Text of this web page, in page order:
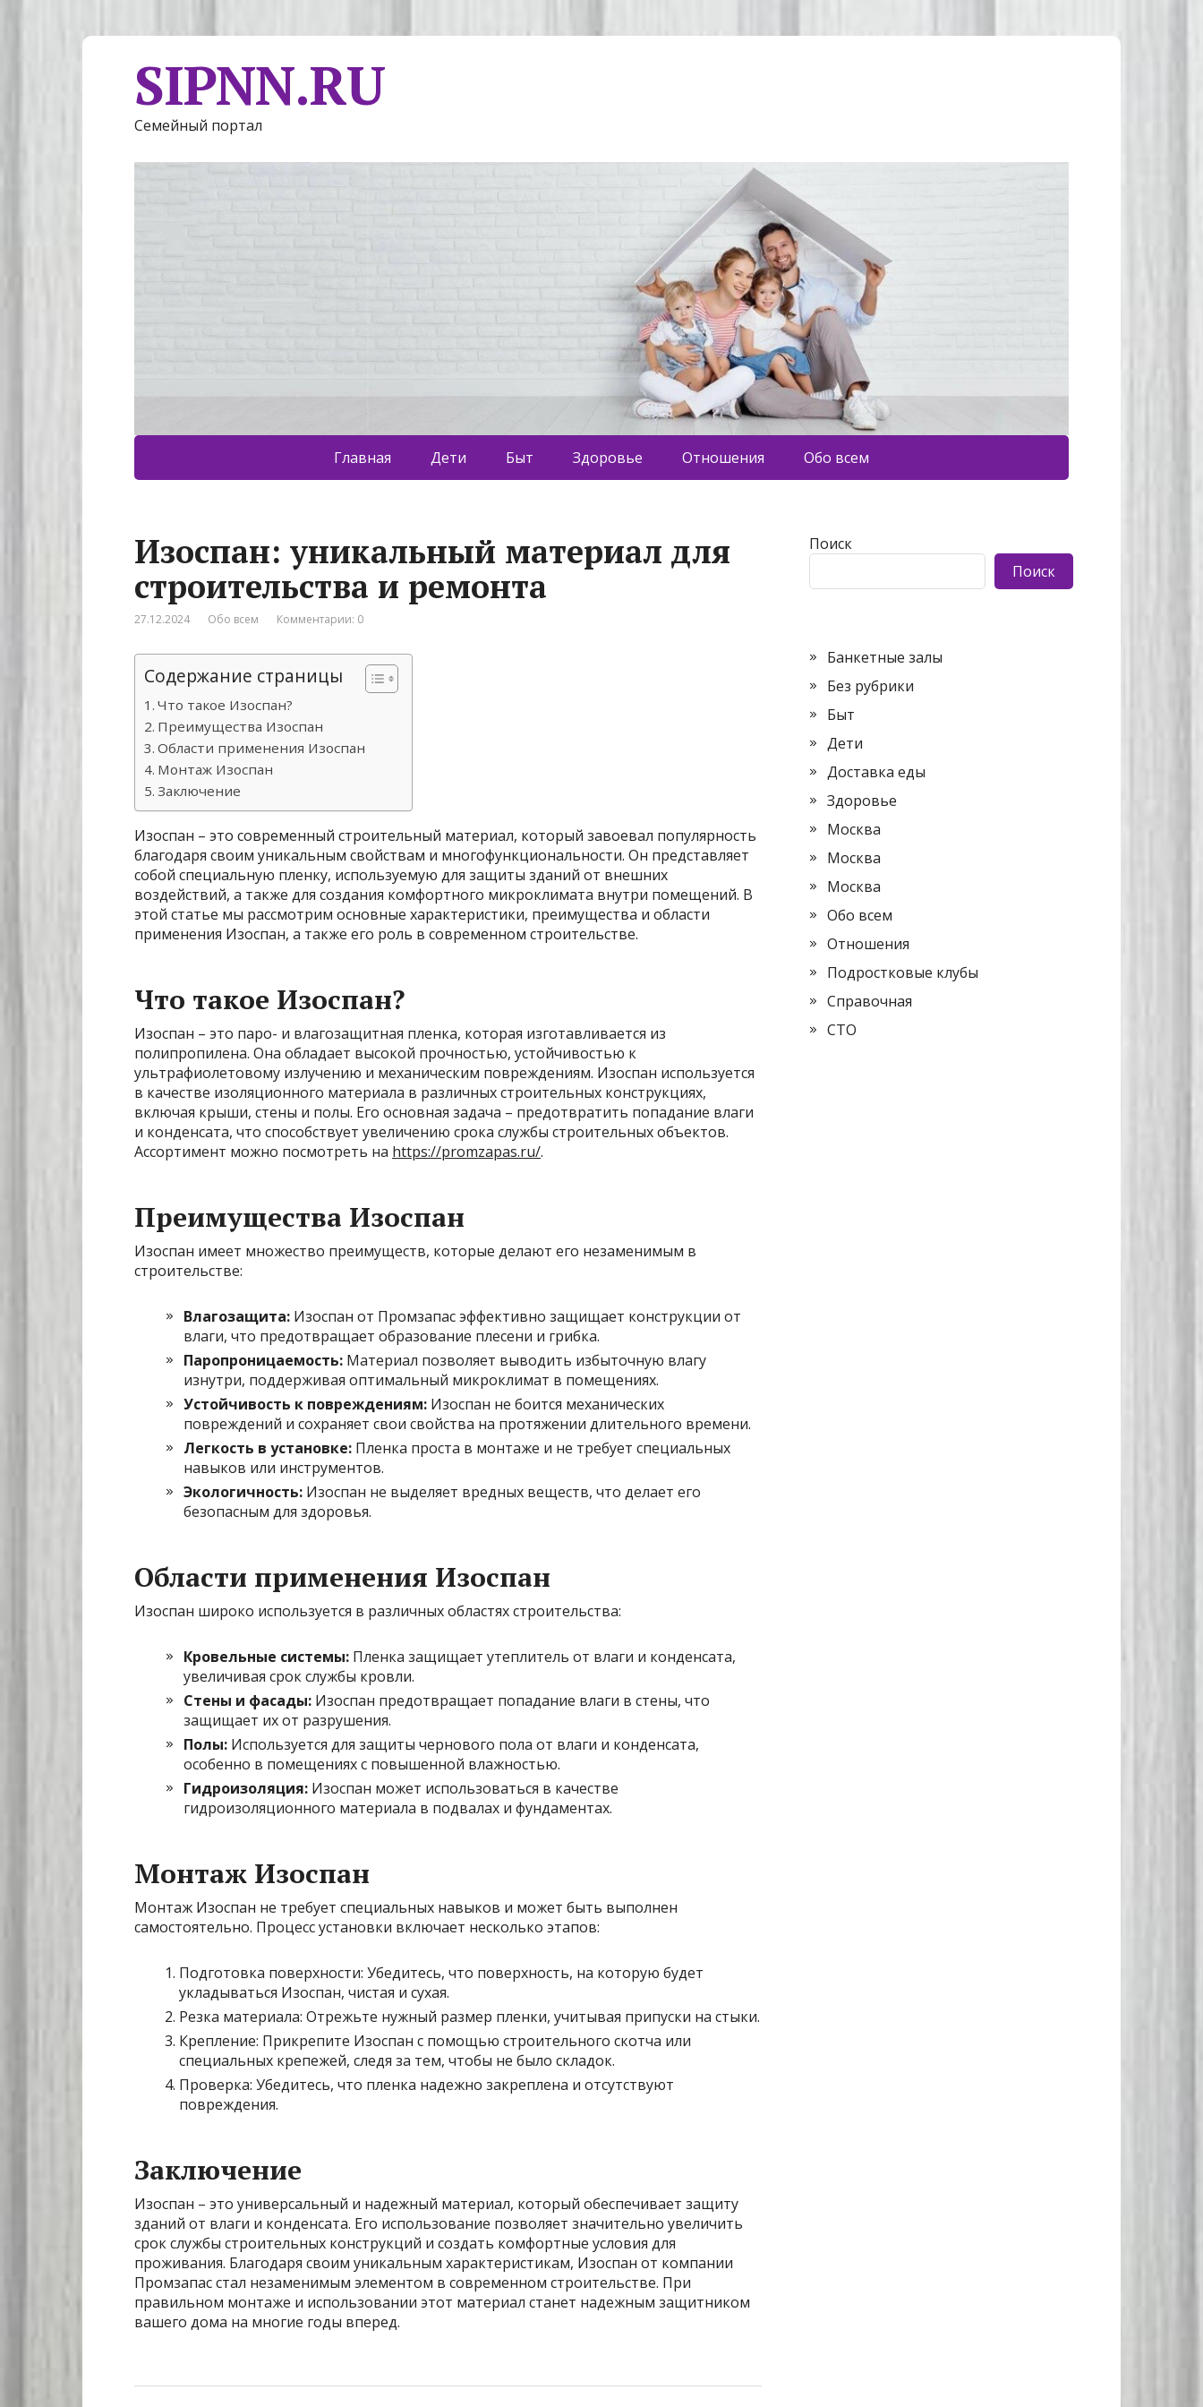
SIPNN.RU
Семейный портал
Главная Дети Быт Здоровье Отношения Обо всем
Изоспан: уникальный материал для
строительства и ремонта
27.12.2024 Обо всем Комментарии: 0
Содержание страницы
Что такое Изоспан?
Преимущества Изоспан
Области применения Изоспан
Монтаж Изоспан
Заключение
Изоспан – это современный строительный материал, который завоевал популярность
благодаря своим уникальным свойствам и многофункциональности. Он представляет
собой специальную пленку, используемую для защиты зданий от внешних
воздействий, а также для создания комфортного микроклимата внутри помещений. В
этой статье мы рассмотрим основные характеристики, преимущества и области
применения Изоспан, а также его роль в современном строительстве.
Что такое Изоспан?
Изоспан – это паро- и влагозащитная пленка, которая изготавливается из
полипропилена. Она обладает высокой прочностью, устойчивостью к
ультрафиолетовому излучению и механическим повреждениям. Изоспан используется
в качестве изоляционного материала в различных строительных конструкциях,
включая крыши, стены и полы. Его основная задача – предотвратить попадание влаги
и конденсата, что способствует увеличению срока службы строительных объектов.
Ассортимент можно посмотреть на https://promzapas.ru/.
Преимущества Изоспан
Изоспан имеет множество преимуществ, которые делают его незаменимым в
строительстве:
Влагозащита: Изоспан от Промзапас эффективно защищает конструкции от
влаги, что предотвращает образование плесени и грибка.
Паропроницаемость: Материал позволяет выводить избыточную влагу
изнутри, поддерживая оптимальный микроклимат в помещениях.
Устойчивость к повреждениям: Изоспан не боится механических
повреждений и сохраняет свои свойства на протяжении длительного времени.
Легкость в установке: Пленка проста в монтаже и не требует специальных
навыков или инструментов.
Экологичность: Изоспан не выделяет вредных веществ, что делает его
безопасным для здоровья.
Области применения Изоспан
Изоспан широко используется в различных областях строительства:
Кровельные системы: Пленка защищает утеплитель от влаги и конденсата,
увеличивая срок службы кровли.
Стены и фасады: Изоспан предотвращает попадание влаги в стены, что
защищает их от разрушения.
Полы: Используется для защиты чернового пола от влаги и конденсата,
особенно в помещениях с повышенной влажностью.
Гидроизоляция: Изоспан может использоваться в качестве
гидроизоляционного материала в подвалах и фундаментах.
Монтаж Изоспан
Монтаж Изоспан не требует специальных навыков и может быть выполнен
самостоятельно. Процесс установки включает несколько этапов:
Подготовка поверхности: Убедитесь, что поверхность, на которую будет
укладываться Изоспан, чистая и сухая.
Резка материала: Отрежьте нужный размер пленки, учитывая припуски на стыки.
Крепление: Прикрепите Изоспан с помощью строительного скотча или
специальных крепежей, следя за тем, чтобы не было складок.
Проверка: Убедитесь, что пленка надежно закреплена и отсутствуют
повреждения.
Заключение
Изоспан – это универсальный и надежный материал, который обеспечивает защиту
зданий от влаги и конденсата. Его использование позволяет значительно увеличить
срок службы строительных конструкций и создать комфортные условия для
проживания. Благодаря своим уникальным характеристикам, Изоспан от компании
Промзапас стал незаменимым элементом в современном строительстве. При
правильном монтаже и использовании этот материал станет надежным защитником
вашего дома на многие годы вперед.
Поиск
Поиск
Банкетные залы
Без рубрики
Быт
Дети
Доставка еды
Здоровье
Москва
Москва
Москва
Обо всем
Отношения
Подростковые клубы
Справочная
СТО